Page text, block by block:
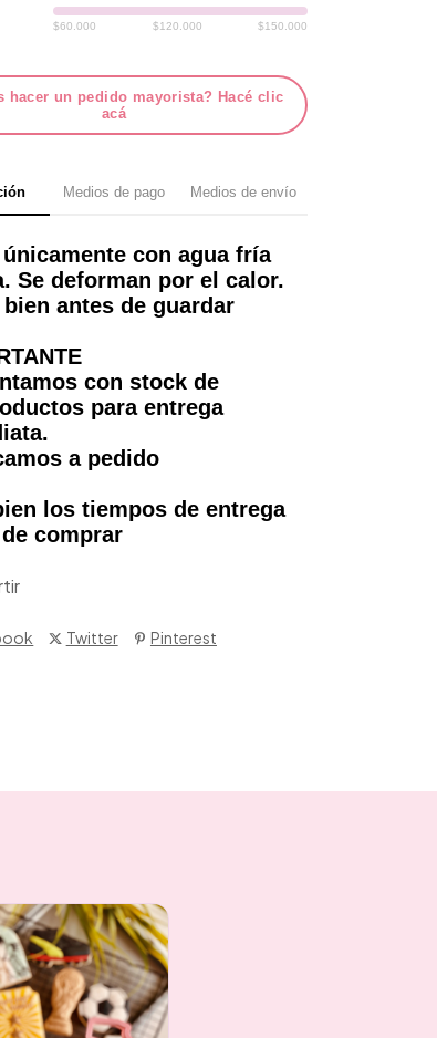
$60.000 $120.000 $150.000
hacer un pedido mayorista? Hacé clic
acá
Medios de pago Medios de envío
con agua fría
Se deforman por el calor.
bien antes de guardar
con stock de
para entrega
a pedido
los tiempos de entrega
comprar
Twitter Pinterest